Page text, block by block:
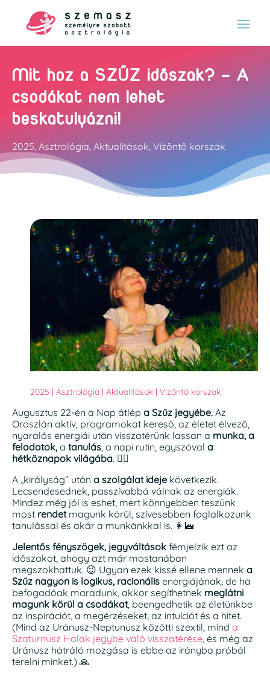
Mit hoz a SZŰZ időszak? – A
csodákat nem lehet
beskatulyázni!
2025, Asztrológia, Aktualitások, Vízöntő korszak
2025 | Asztrológia | Aktualitások | Vízöntő korszak
Augusztus 22-én a Nap átlép a Szűz jegyébe. Az
Oroszlán aktív, programokat kereső, az életet élvező,
nyaralós energiái után visszatérünk lassan a munka, a
feladatok,a tanulás, a napi rutin, egyszóval a
hétköznapok világába. 👷‍♂️
A „királyság” után a szolgálat ideje következik.
Lecsendesednek, passzívabbá válnak az energiák.
Mindez még jól is eshet, mert könnyebben teszünk
most rendetmagunk körül, szívesebben foglalkozunk
tanulással és akár a munkánkkal is. 👩‍🏭
Jelentős fényszögek, jegyváltások fémjelzik ezt az
időszakot, ahogy azt már mostanában
megszokhattuk. 😉 Ugyan ezek kissé ellene mennek a
Szűz nagyon is logikus, racionális energiájának, de ha
befogadóak maradunk, akkor segíthetnek meglátni
magunk körül a csodákat, beengedhetik az életünkbe
az inspirációt, a megérzéseket, az intuíciót és a hitet.
(Mind az Uránusz-Neptunusz közötti szextil, mind a
Szaturnusz Halak jegybe való visszatérése, és még az
Uránusz hátráló mozgása is ebbe az irányba próbál
terelni minket.) 🙏